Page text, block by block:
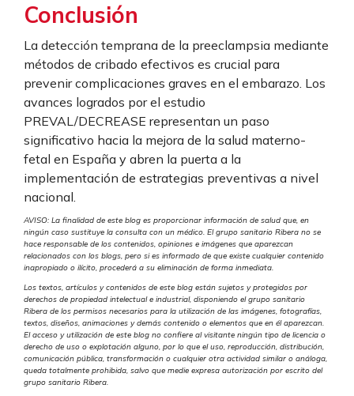
Conclusión
La detección temprana de la preeclampsia mediante
métodos de cribado efectivos es crucial para
prevenir complicaciones graves en el embarazo. Los
avances logrados por el estudio
PREVAL/DECREASE representan un paso
significativo hacia la mejora de la salud materno-
fetal en España y abren la puerta a la
implementación de estrategias preventivas a nivel
nacional.
AVISO: La finalidad de este blog es proporcionar información de salud que, en
ningún caso sustituye la consulta con un médico. El grupo sanitario Ribera no se
hace responsable de los contenidos, opiniones e imágenes que aparezcan
relacionados con los blogs, pero si es informado de que existe cualquier contenido
inapropiado o ilícito, procederá a su eliminación de forma inmediata.
Los textos, artículos y contenidos de este blog están sujetos y protegidos por
derechos de propiedad intelectual e industrial, disponiendo el grupo sanitario
Ribera de los permisos necesarios para la utilización de las imágenes, fotografías,
textos, diseños, animaciones y demás contenido o elementos que en él aparezcan.
El acceso y utilización de este blog no confiere al visitante ningún tipo de licencia o
derecho de uso o explotación alguno, por lo que el uso, reproducción, distribución,
comunicación pública, transformación o cualquier otra actividad similar o análoga,
queda totalmente prohibida, salvo que medie expresa autorización por escrito del
grupo sanitario Ribera.